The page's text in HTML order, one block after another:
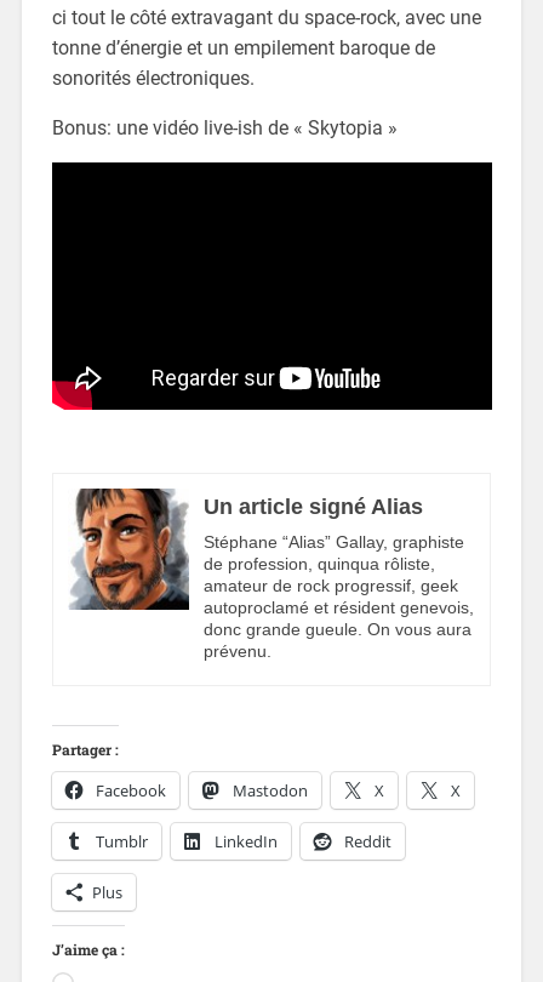
ci tout le côté extravagant du space-rock, avec une
tonne d’énergie et un empilement baroque de
sonorités électroniques.
Bonus: une vidéo live-ish de « Skytopia »
Un article signé Alias
Stéphane “Alias” Gallay, graphiste
de profession, quinqua rôliste,
amateur de rock progressif, geek
autoproclamé et résident genevois,
donc grande gueule. On vous aura
prévenu.
Partager :
Facebook Mastodon X X
Tumblr LinkedIn Reddit
Plus
J’aime ça :